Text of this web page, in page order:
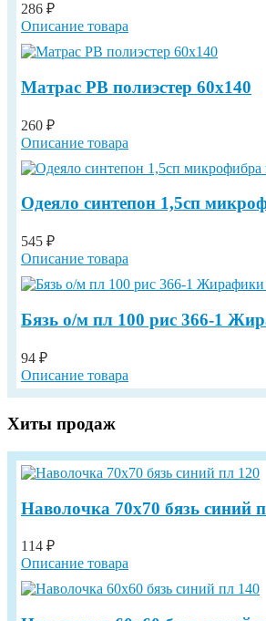
286 ₽
Описание товара
Матрас РВ полиэстер 60х140
260 ₽
Описание товара
Одеяло синтепон 1,5сп
545 ₽
Описание товара
Бязь о/м пл 100 рис 366-1
94 ₽
Описание товара
Хиты продаж
Наволочка 70х70 бязь синий
114 ₽
Описание товара